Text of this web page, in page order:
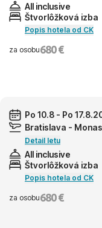
All inclusive
Štvorlôžková izba
Popis hotela od CK
za osobu680 €
Po 10.8 - Po
Bratislava -
Detail letu
All inclusive
Štvorlôžková izba
Popis hotela od CK
za osobu680 €